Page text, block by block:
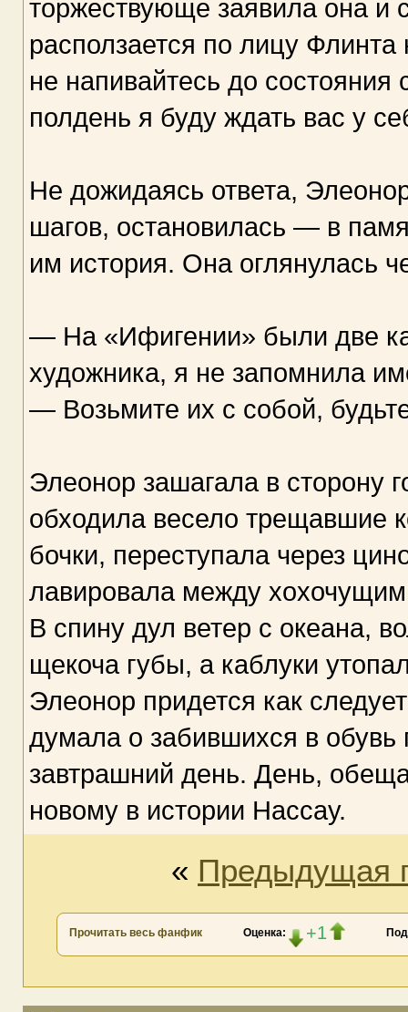
торжествующе заявила она и
расползается по лицу
не напивайтесь до
полдень я буду ждать вас у
Не дожидаясь ответа,
шагов, остановилась — в
им история. Она оглянулась
— На «Ифигении» были две
художника, я не запомнила
— Возьмите их с собой,
Элеонор зашагала в сторону
обходила весело трещавшие
бочки, переступала через
лавировала между
В спину дул ветер с океана,
щекоча губы, а каблуки
Элеонор придется как
думала о забившихся в
завтрашний день. День,
новому в истории Нассау.
« Предыдущая
Прочитать весь фанфик Оценка: +1